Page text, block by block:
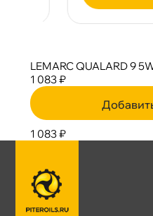
LEMARC QUALARD 9
1 083 ₽
1 083 ₽